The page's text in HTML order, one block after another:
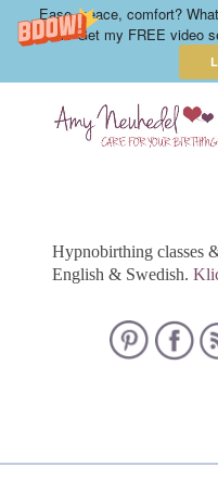
Ease, peace, comfort?
year? Get my FREE video
Hypnobirthing classes
English & Swedish.